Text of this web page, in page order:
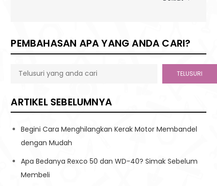
PEMBAHASAN APA YANG ANDA CARI?
TELUSURI
ARTIKEL SEBELUMNYA
Begini Cara Menghilangkan Kerak Motor Membandel
dengan Mudah
Apa Bedanya Rexco 50 dan WD-40? Simak Sebelum
Membeli